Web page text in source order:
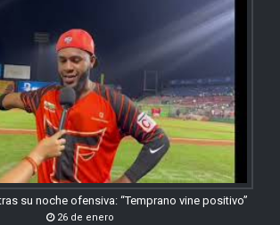
su noche ofensiva: “Temprano vine positivo”
26 de enero